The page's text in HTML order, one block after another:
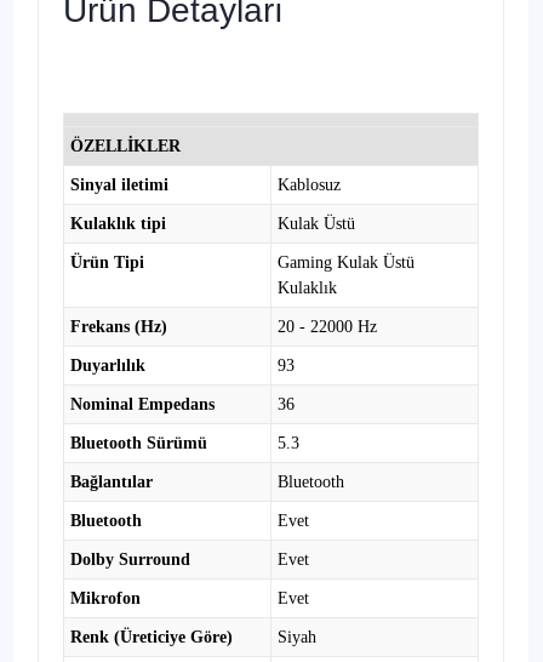
Ürün Detayları
ÖZELLİKLER
Sinyal iletimi Kablosuz
Kulaklık tipi Kulak Üstü
Ürün Tipi
Gaming Kulak Üstü
Kulaklık
Frekans (Hz) 20 - 22000 Hz
Duyarlılık 93
Nominal Empedans 36
Bluetooth Sürümü 5.3
Bağlantılar Bluetooth
Bluetooth Evet
Dolby Surround Evet
Mikrofon Evet
Renk (Üreticiye Göre) Siyah